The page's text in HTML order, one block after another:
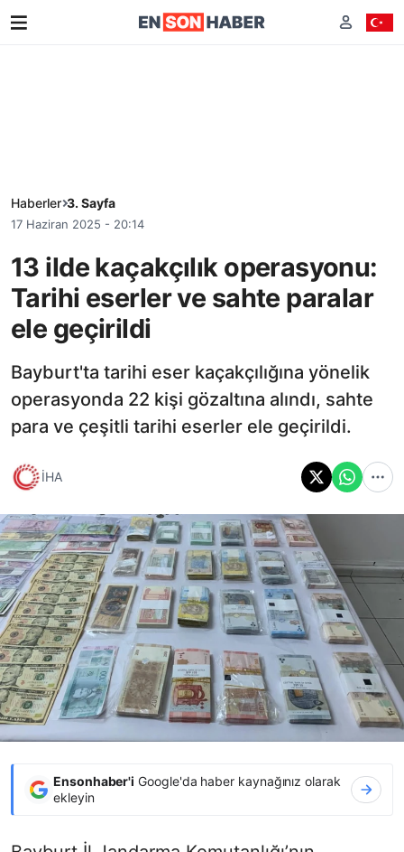
Haberler 3. Sayfa
17 Haziran 2025 - 20:14
13 ilde kaçakçılık operasyonu:
Tarihi eserler ve sahte paralar
ele geçirildi
Bayburt'ta tarihi eser kaçakçılığına yönelik
operasyonda 22 kişi gözaltına alındı, sahte
para ve çeşitli tarihi eserler ele geçirildi.
İHA
Ensonhaber'i Google'da haber kaynağınız olarak
ekleyin